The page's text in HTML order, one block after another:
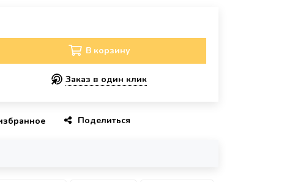
В корзину
Заказ в один клик
Поделиться